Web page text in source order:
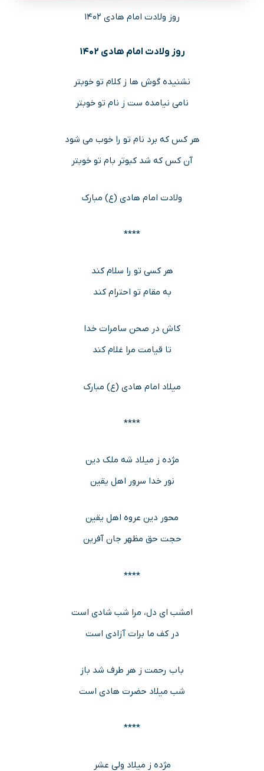
روز ولادت امام هادی ۱۴۰۲
روز ولادت امام هادی ۱۴۰۲
نشنیده گوش ها ز کلام تو خوبتر
نامی نیامده ست ز نام تو خوبتر
هر کس که برد نام تو را خوب می شود
آن کس که شد کبوتر بام تو خوبتر
ولادت امام هادی (ع) مبارک
****
هر کسی تو را سلام کند
به مقام تو احترام کند
کاش در صحن سامرات خدا
تا قیامت مرا غلام کند
میلاد امام هادی (ع) مبارک
****
مژده ز میلاد شه ملک دین
نور خدا سرور اهل یقین
محور دین عروه اهل یقین
حجت حق مظهر جان آفرین
****
امشب ای دل، مرا شب شادی است
در کف ما برات آزادی است
باب رحمت ز هر طرف شد باز
شب میلاد حضرت هادی است
****
مژده ز میلاد ولى عشر